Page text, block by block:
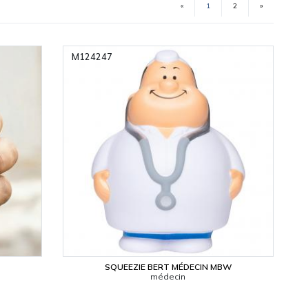
«
1
2 »
SQUEEZIE BERT MÉDECIN MBW
médecin
M124247